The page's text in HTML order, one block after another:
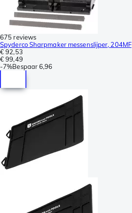
675 reviews
Spyderco Sharpmaker messenslijper, 204MF
€ 92,53
€ 99,49
-7%Bespaar6,96